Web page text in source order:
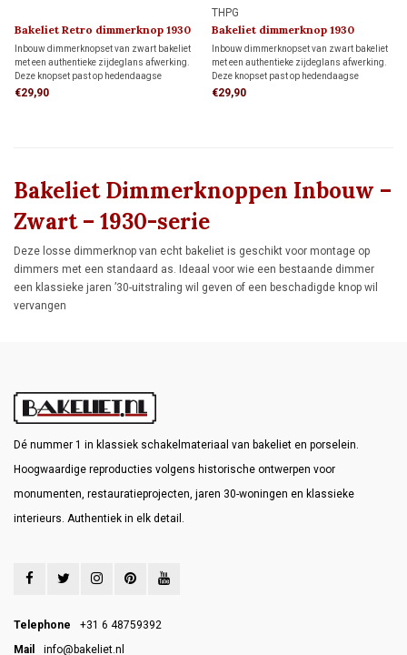
Bakeliet Retro dimmerknop 1930
Inbouw dimmerknopset van zwart bakeliet
met een authentieke zijdeglans afwerking.
Deze knopset past op hedendaagse
dimmers met een 4 mm draai-as en is
€29,90
THPG
Bakeliet dimmerknop 1930
Inbouw dimmerknopset van zwart bakeliet
met een authentieke zijdeglans afwerking.
Deze knopset past op hedendaagse
dimmers met een 4 mm draai-as en is
€29,90
Bakeliet Dimmerknoppen Inbouw –
Zwart – 1930-serie
Deze losse dimmerknop van echt bakeliet is geschikt voor montage op
dimmers met een standaard as. Ideaal voor wie een bestaande dimmer
een klassieke jaren ’30-uitstraling wil geven of een beschadigde knop wil
vervangen
Dé nummer 1 in klassiek schakelmateriaal van bakeliet en porselein.
Hoogwaardige reproducties volgens historische ontwerpen voor
monumenten, restauratieprojecten, jaren 30-woningen en klassieke
interieurs. Authentiek in elk detail.
Telephone
+31 6 48759392
Mail
info@bakeliet.nl